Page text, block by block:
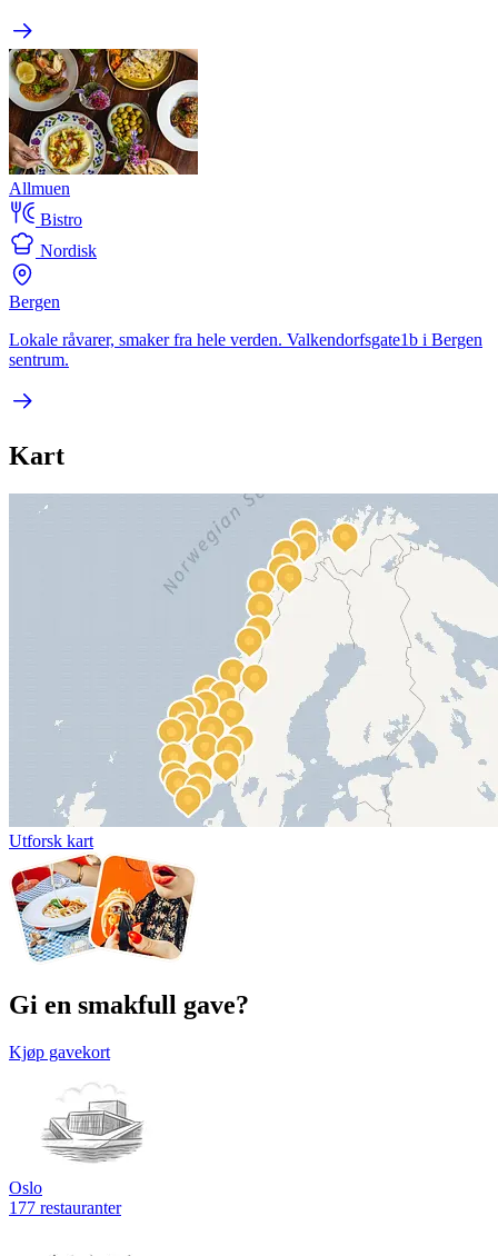
Allmuen
Bistro
Nordisk
Bergen
Lokale råvarer, smaker fra hele verden. Valkendorfsgate1b i Bergen
sentrum.
Kart
Utforsk kart
Gi en smakfull gave?
Kjøp gavekort
Oslo
177 restauranter